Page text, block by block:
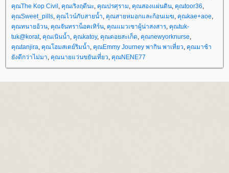
คุณThe Kop Civil , คุณเริงฤดีนะ, คุณปรศุราม, คุณสองแผ่นดิน, คุณtoor36,
คุณSweet_pills, คุณไวน์กับสายน้ำ, คุณสายหมอกและก้อนเมฆ, คุณkae+aoe,
คุณทนายอ้วน, คุณจันทราน็อคเทิร์น, คุณแมวเซาผู้น่าสงสาร, คุณtuk-
tuk@korat, คุณเนินน้ำ, คุณkatoy, คุณดอยสะเก็ด, คุณnewyorknurse,
คุณtanjira, คุณโฮมสเตย์ริมน้ำ, คุณEmmy Journey พากิน พาเที่ยว, คุณมาช้า
ังดีกว่าไม่มา, คุณนายแว่นขยันเที่ยว, คุณNENE77